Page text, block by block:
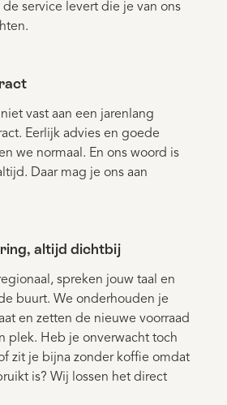
service levert die je van ons
vast aan een jarenlang
Eerlijk advies en goede
we normaal. En ons woord is
Daar mag je ons aan
altijd dichtbij
spreken jouw taal en
buurt. We onderhouden je
en zetten de nieuwe voorraad
plek. Heb je onverwacht toch
zit je bijna zonder koffie omdat
is? Wij lossen het direct